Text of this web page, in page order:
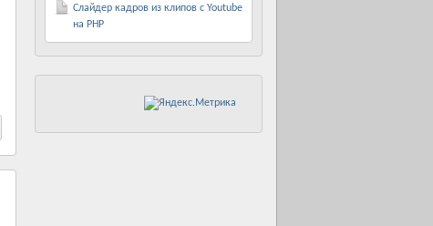
Слайдер кадров из клипов с Youtube
на PHP